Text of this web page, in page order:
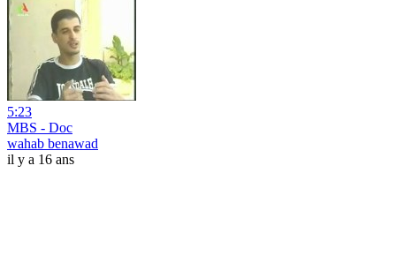
5:23
MBS - Doc
wahab benawad
il y a 16 ans